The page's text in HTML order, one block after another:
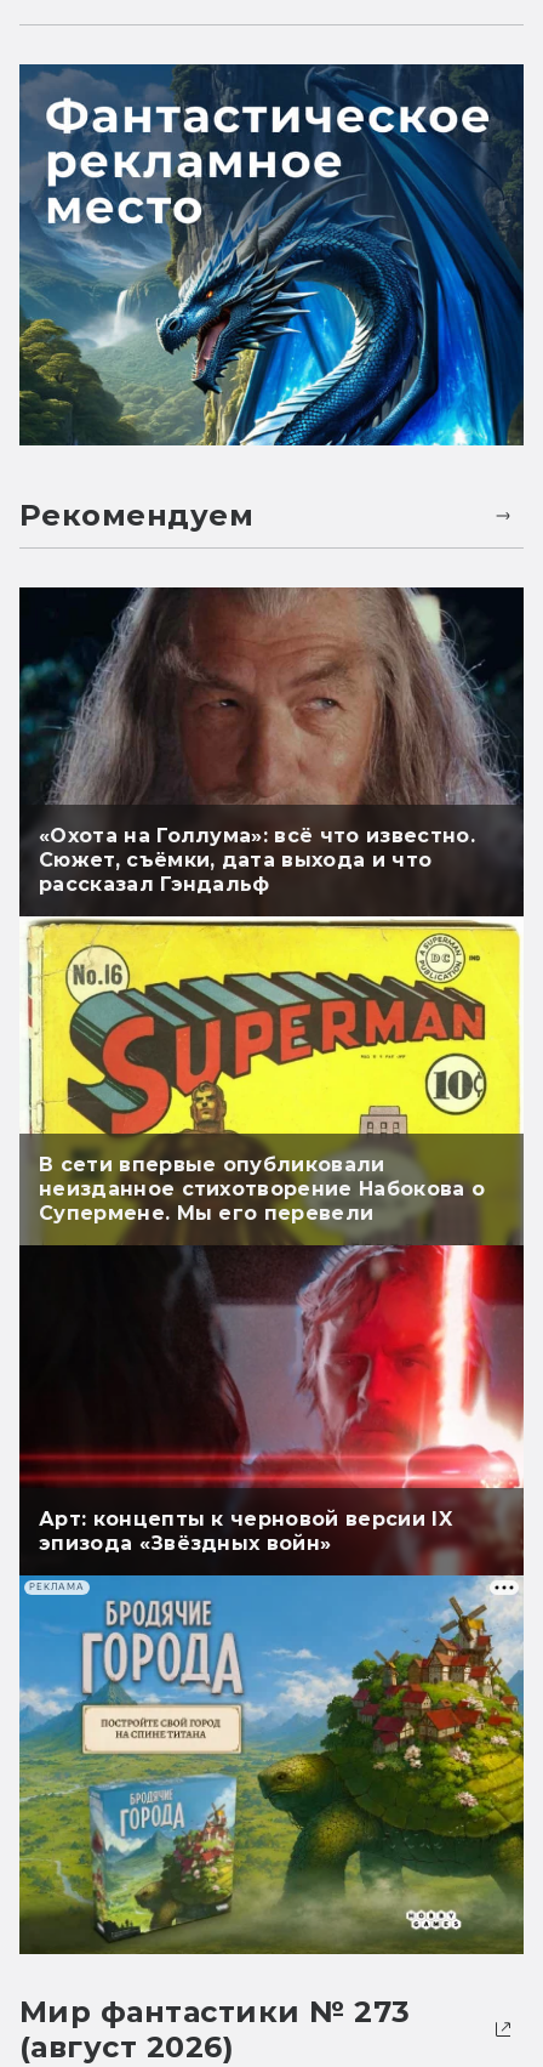
Рекомендуем
«Охота на Голлума»: всё что известно.
Сюжет, съёмки, дата выхода и что
рассказал Гэндальф
В сети впервые опубликовали
неизданное стихотворение Набокова о
Супермене. Мы его перевели
Арт: концепты к черновой версии IX
эпизода «Звёздных войн»
РЕКЛАМА
Мир фантастики № 273
(август 2026)